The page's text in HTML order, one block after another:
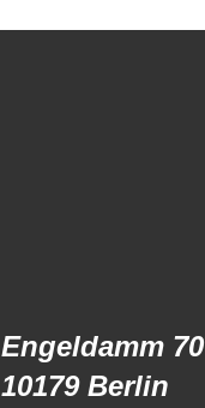
Engeldamm 70
10179 Berlin